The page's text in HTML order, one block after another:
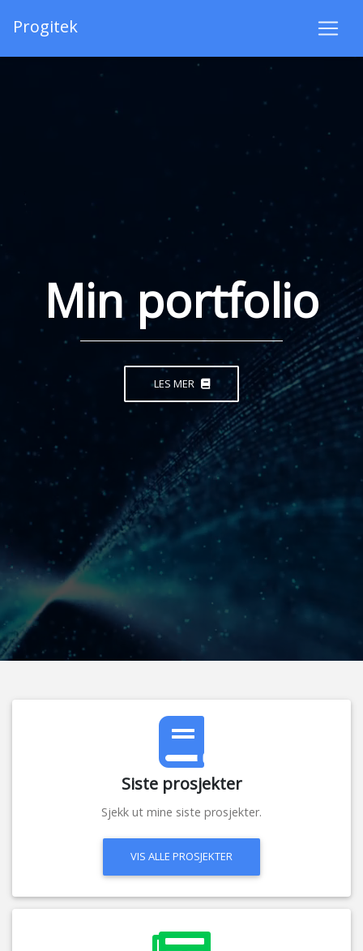
Progitek
Min portfolio
LES MER
Siste prosjekter
Sjekk ut mine siste prosjekter.
VIS ALLE PROSJEKTER